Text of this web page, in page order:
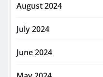
August 2024
July 2024
June 2024